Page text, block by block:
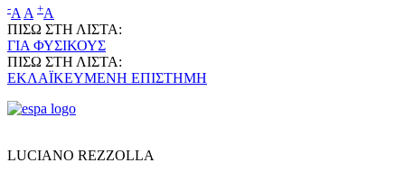
-A A +A
ΠΙΣΩ ΣΤΗ ΛΙΣΤΑ:
ΓΙΑ ΦΥΣΙΚΟΥΣ
ΠΙΣΩ ΣΤΗ ΛΙΣΤΑ:
ΕΚΛΑΪΚΕΥΜΕΝΗ ΕΠΙΣΤΗΜΗ
LUCIANO REZZOLLA